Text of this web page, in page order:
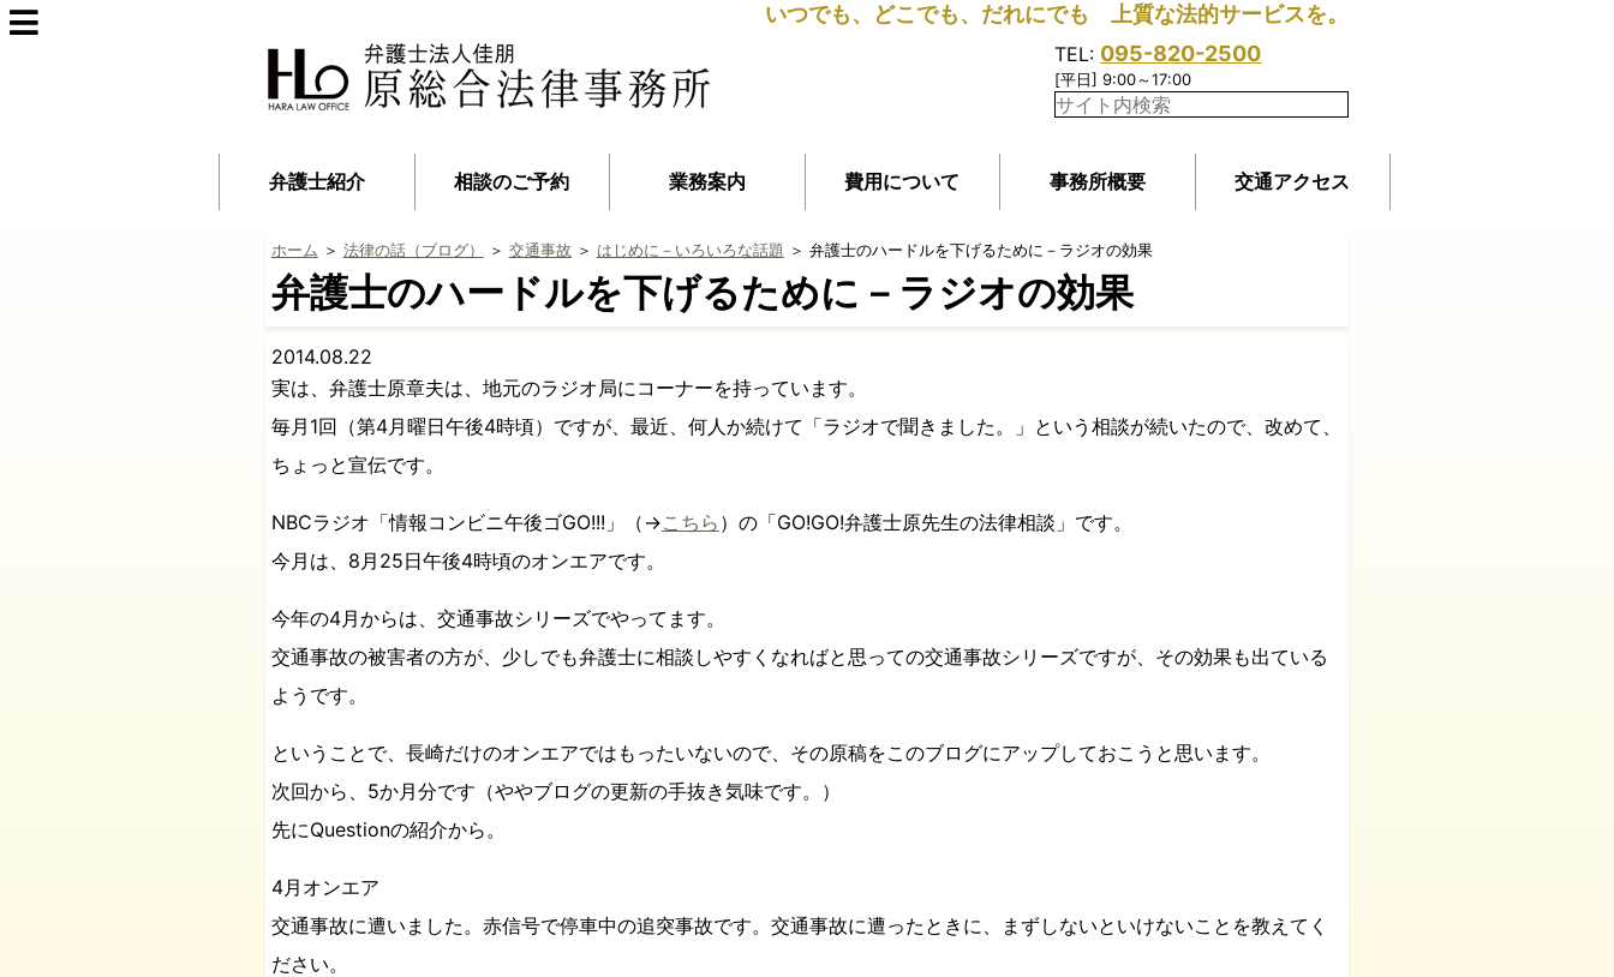
いつでも、どこでも、だれにでも 上質な法的サービスを。
TEL: 095-820-2500
[平日] 9:00～17:00
弁護士紹介 相談のご予約 業務案内 費用について 事務所概要 交通アクセス
ホーム ＞ 法律の話（ブログ） ＞ 交通事故 ＞ はじめに－いろいろな話題 ＞ 弁護士のハードルを下げるために－ラジオの効果
弁護士のハードルを下げるために－ラジオの効果
2014.08.22
実は、弁護士原章夫は、地元のラジオ局にコーナーを持っています。
毎月1回（第4月曜日午後4時頃）ですが、最近、何人か続けて「ラジオで聞きました。」という相談が続いたので、改めて、
ちょっと宣伝です。
NBCラジオ「情報コンビニ午後ゴGO!!!」（→こちら ）の「GO!GO!弁護士原先生の法律相談」です。
今月は、8月25日午後4時頃のオンエアです。
今年の4月からは、交通事故シリーズでやってます。
交通事故の被害者の方が、少しでも弁護士に相談しやすくなればと思っての交通事故シリーズですが、その効果も出ている
ようです。
ということで、長崎だけのオンエアではもったいないので、その原稿をこのブログにアップしておこうと思います。
次回から、5か月分です（ややブログの更新の手抜き気味です。）
先にQuestionの紹介から。
4月オンエア
交通事故に遭いました。赤信号で停車中の追突事故です。交通事故に遭ったときに、まずしないといけないことを教えてく
ださい。